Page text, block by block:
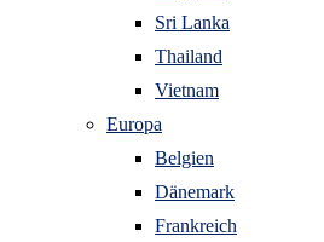
Sri Lanka
Thailand
Vietnam
Europa
Belgien
Dänemark
Frankreich